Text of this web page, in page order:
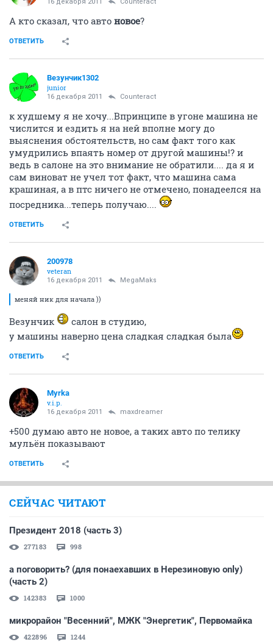
А кто сказал, что авто новое?
ОТВЕТИТЬ
Везунчик1302
junior
16 декабря 2011 Counteract
к худшему я не хочу...Впринципе в угоне машина не
числится и ездить я на ней вполне могу до
выяснения обстоятельств, но сам факт того как
умудрились впаять номер от другой машины!? и
ведь в салоне на это внимание не обратили.... да я и
сам виноват не учел тот факт, что машина сама
крашиная, а в птс ничего не отмечено, понадеелся на
посредника...теперь получаю....
ОТВЕТИТЬ
200978
veteran
16 декабря 2011 MegaMaks
меняй ник для начала ))
Везунчик
салон в студию,
у машины наверно цена сладкая сладкая была
ОТВЕТИТЬ
Myrka
v.i.p.
16 декабря 2011 maxdreamer
+500 думаю авто не новое, а таких авто по телику
мульён показывают
ОТВЕТИТЬ
СЕЙЧАС ЧИТАЮТ
Президент 2018 (часть 3)
277183 998
а поговорить? (для понаехавших в Нерезиновую only)
(часть 2)
142383 1000
микрорайон "Весенний", МЖК "Энергетик", Первомайка
422896 1244